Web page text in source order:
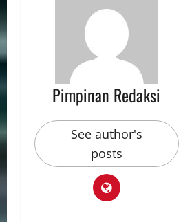
Pimpinan Redaksi
See author's
posts